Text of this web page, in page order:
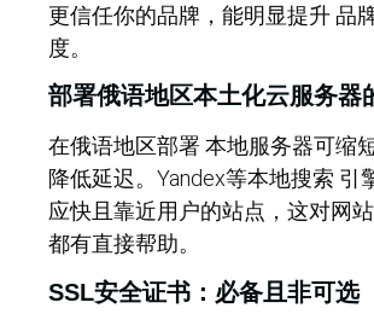
更信任你的品牌，能明显提升 品
度。
部署俄语地区本土化云服务器
在俄语地区部署 本地服务器可缩
降低延迟。Yandex等本地搜索 引
应快且靠近用户的站点，这对网
都有直接帮助。
SSL安全证书：必备且非可选